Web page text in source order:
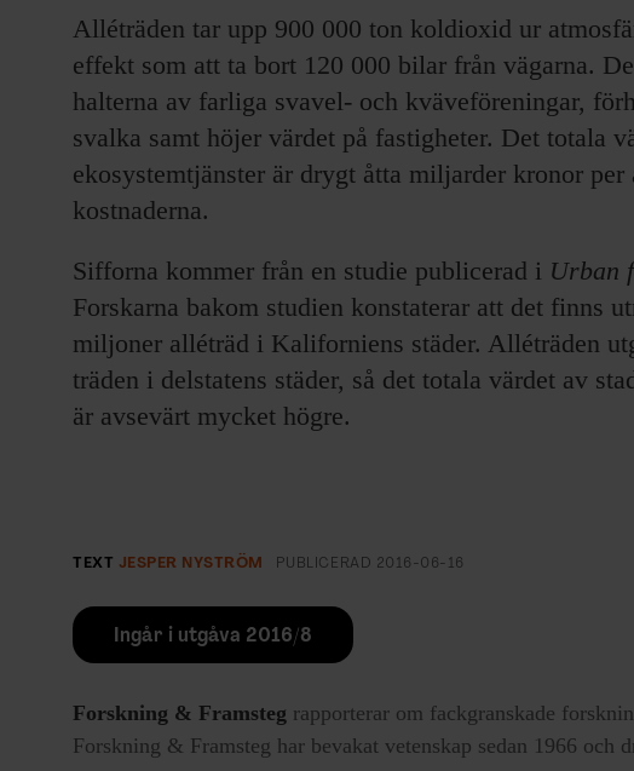
Alléträden tar upp 900 000 ton koldioxid ur
effekt som att ta bort 120 000 bilar från vägarna.
halterna av farliga svavel- och kväveföreningar,
svalka samt höjer värdet på fastigheter. Det totala
ekosystemtjänster är drygt åtta miljarder kronor per
kostnaderna.
Sifforna kommer från en studie publicerad i Urban
Forskarna bakom studien konstaterar att det finns
miljoner alléträd i Kaliforniens städer. Alléträden
träden i delstatens städer, så det totala värdet av
är avsevärt mycket högre.
TEXT JESPER NYSTRÖM PUBLICERAD 2016-06-16
Ingår i utgåva 2016/8
Forskning & Framsteg rapporterar om fackgranskade
Forskning & Framsteg har bevakat vetenskap sedan 1966 och